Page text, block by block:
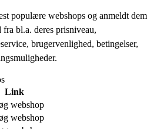
populære webshops og anmeldt dem
bl.a. deres prisniveau,
brugervenlighed, betingelser,
Link
webshop
webshop